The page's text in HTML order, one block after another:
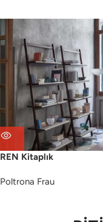
REN Kitaplık
Poltrona Frau